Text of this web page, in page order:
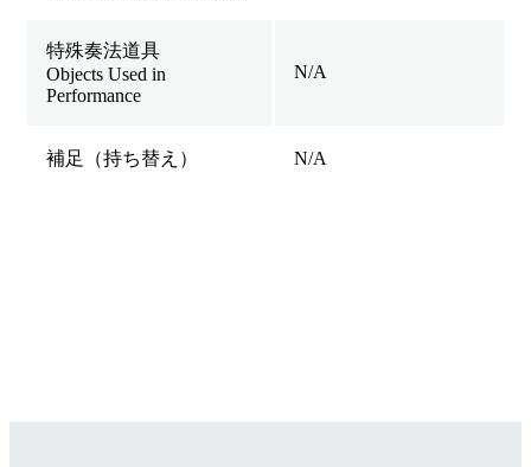
特殊奏法道具
Objects Used in
Performance
N/A
補足（持ち替え） N/A